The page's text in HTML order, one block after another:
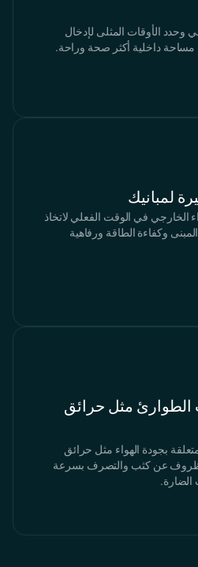
الأوقات المثلى لإدخال
مساحة داخلية أكثر صحة وراحة.
لمبانيك
الخارجي في الوقت الفعلي لاتخاذ
وكفاءة الطاقة ورفاهية
الطوارئ مثل حرائق
بجودة الهواء مثل حرائق
عن كثب والتصرف بسرعة
الضارة.